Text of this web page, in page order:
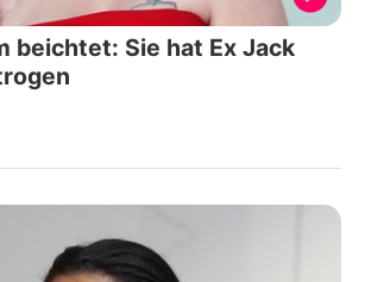
beichtet: Sie hat Ex Jack